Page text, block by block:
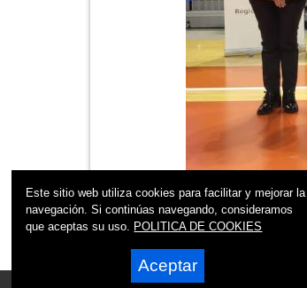
Este sitio web utiliza cookies para facilitar y mejorar la
navegación. Si continúas navegando, consideramos
que aceptas su uso. POLITICA DE COOKIES
Aceptar